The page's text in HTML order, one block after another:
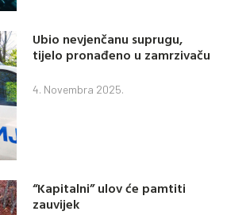
Ubio nevjenčanu suprugu,
tijelo pronađeno u zamrzivaču
4. Novembra 2025.
“Kapitalni” ulov će pamtiti
zauvijek